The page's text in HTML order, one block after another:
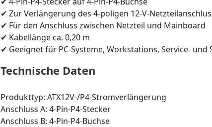
✔ Zur Verlängerung des 4-poligen 12-V-
✔ Für den Anschluss zwischen Netzteil und Mainboard
✔ Kabellänge ca. 0,20 m
✔ Geeignet für PC-Systeme, Workstations, Service- und
Technische Daten
Produkttyp: ATX12V-/P4-Stromverlängerung
Anschluss A: 4-Pin-P4-Stecker
Anschluss B: 4-Pin-P4-Buchse